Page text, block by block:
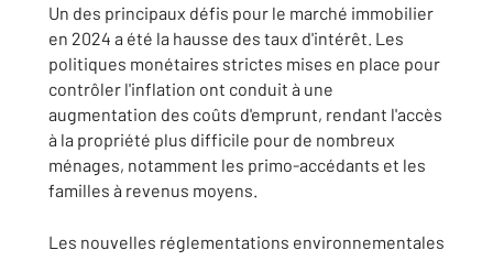
Un des principaux défis pour le marché immobilier
en 2024 a été la hausse des taux d'intérêt. Les
politiques monétaires strictes mises en place pour
contrôler l'inflation ont conduit à une
augmentation des coûts d'emprunt, rendant l'accès
à la propriété plus difficile pour de nombreux
ménages, notamment les primo-accédants et les
familles à revenus moyens.
Les nouvelles réglementations environnementales